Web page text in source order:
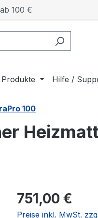
100 €
Hilfe /
100
Regulärer Preis:
751,00 €
Preise inkl. MwSt.